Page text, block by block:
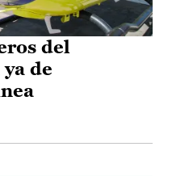
del
de